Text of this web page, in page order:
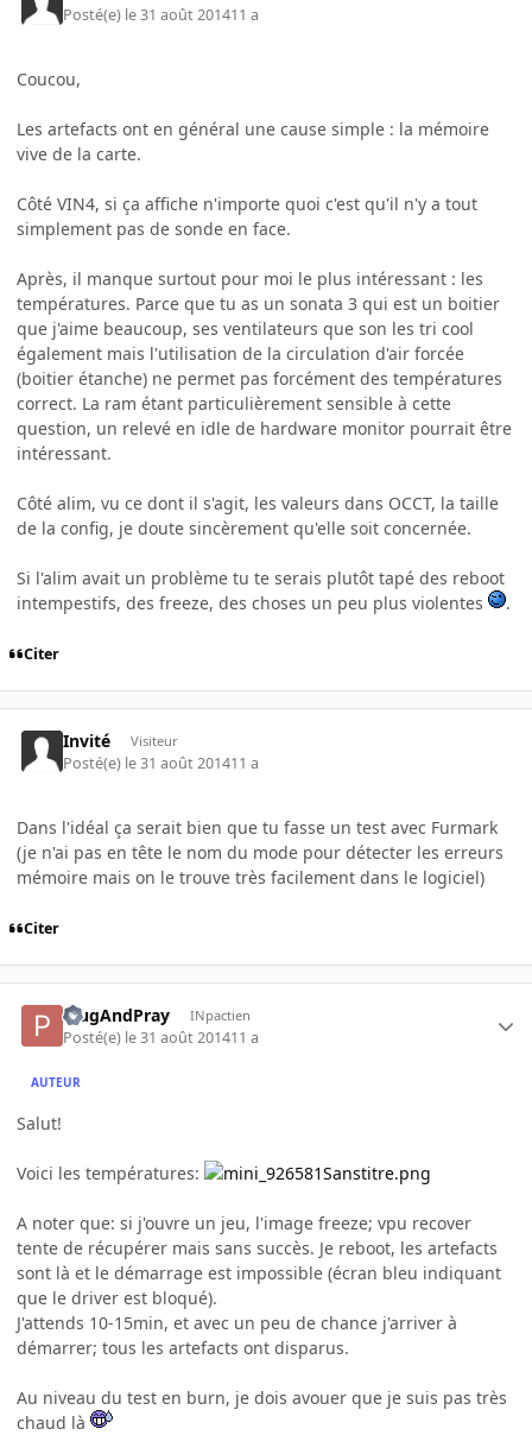
Posté(e) le 31 août 201411 a
Coucou,
Les artefacts ont en général une cause simple : la mémoire
vive de la carte.
Côté VIN4, si ça affiche n'importe quoi c'est qu'il n'y a tout
simplement pas de sonde en face.
Après, il manque surtout pour moi le plus intéressant : les
températures. Parce que tu as un sonata 3 qui est un boitier
que j'aime beaucoup, ses ventilateurs que son les tri cool
également mais l'utilisation de la circulation d'air forcée
(boitier étanche) ne permet pas forcément des températures
correct. La ram étant particulièrement sensible à cette
question, un relevé en idle de hardware monitor pourrait être
intéressant.
Côté alim, vu ce dont il s'agit, les valeurs dans OCCT, la taille
de la config, je doute sincèrement qu'elle soit concernée.
Si l'alim avait un problème tu te serais plutôt tapé des reboot
intempestifs, des freeze, des choses un peu plus violentes
.
Citer
Invité Visiteur
Posté(e) le 31 août 201411 a
Dans l'idéal ça serait bien que tu fasse un test avec Furmark
(je n'ai pas en tête le nom du mode pour détecter les erreurs
mémoire mais on le trouve très facilement dans le logiciel)
Citer
PlugAndPray INpactien
Posté(e) le 31 août 201411 a
AUTEUR
Salut!
Voici les températures:
A noter que: si j'ouvre un jeu, l'image freeze; vpu recover
tente de récupérer mais sans succès. Je reboot, les artefacts
sont là et le démarrage est impossible (écran bleu indiquant
que le driver est bloqué).
J'attends 10-15min, et avec un peu de chance j'arriver à
démarrer; tous les artefacts ont disparus.
Au niveau du test en burn, je dois avouer que je suis pas très
chaud là